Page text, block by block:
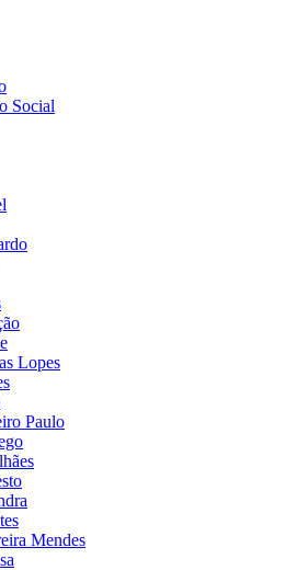
Social
Lopes
Paulo
Mendes